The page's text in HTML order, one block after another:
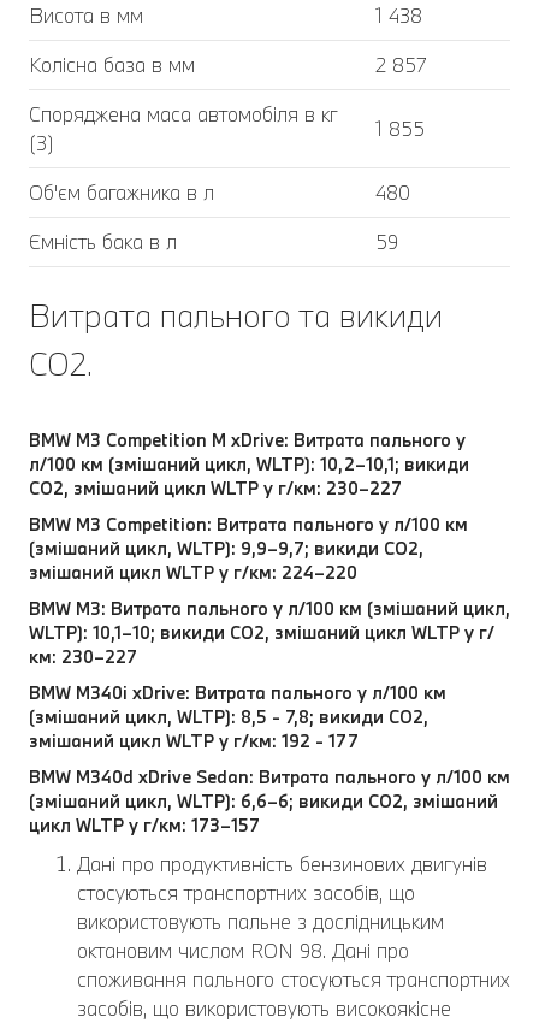
Висота в мм
1 438
Колісна база в мм
2 857
Споряджена маса автомобіля в кг
(3)
1 855
Об'єм багажника в л
480
Ємність бака в л
59
Витрата пального та викиди
CO2.
BMW M3 Competition M xDrive: Витрата пального у
л/100 км (змішаний цикл, WLTP): 10,2–10,1; викиди
CO2, змішаний цикл WLTP у г/км: 230–227
BMW M3 Competition: Витрата пального у л/100 км
(змішаний цикл, WLTP): 9,9–9,7; викиди CO2,
змішаний цикл WLTP у г/км: 224–220
BMW M3: Витрата пального у л/100 км (змішаний цикл,
WLTP): 10,1–10; викиди CO2, змішаний цикл WLTP у г/
км: 230–227
BMW M340i xDrive: Витрата пального у л/100 км
(змішаний цикл, WLTP): 8,5 - 7,8; викиди CO2,
змішаний цикл WLTP у г/км: 192 - 177
BMW M340d xDrive Sedan: Витрата пального у л/100 км
(змішаний цикл, WLTP): 6,6–6; викиди CO2, змішаний
цикл WLTP у г/км: 173–157
Дані про продуктивність бензинових двигунів
стосуються транспортних засобів, що
використовують пальне з дослідницьким
октановим числом RON 98. Дані про
споживання пального стосуються транспортних
засобів, що використовують високоякісне